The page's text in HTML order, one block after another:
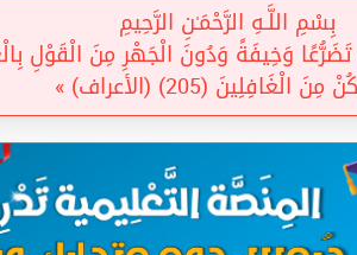
بِسْمِ اللَّـهِ الرَّحْمَـٰنِ الرَّحِيمِ
وَخِيفَةً وَدُونَ الْجَهْرِ مِنَ الْقَوْلِ
الْغَافِلِينَ (205) (الأعراف) »